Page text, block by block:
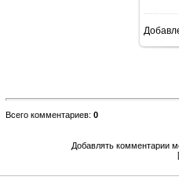
Всего комментариев: 0
Добавлять комментарии